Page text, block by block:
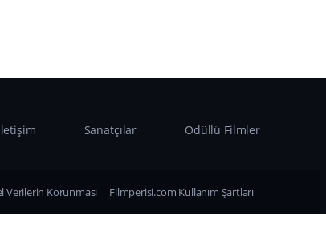
Sanatçılar Ödüllü Filmler
Verilerin Korunması Filmperisi.com Kullanım Şartları